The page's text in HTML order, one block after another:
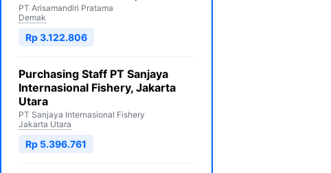
PT Arisamandiri Pratama
Demak
Rp 3.122.806
Purchasing Staff PT Sanjaya
Internasional Fishery, Jakarta
Utara
PT Sanjaya Internasional Fishery
Jakarta Utara
Rp 5.396.761